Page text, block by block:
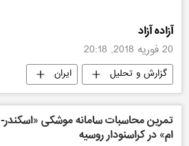
آزاده آزاد
20 فوریه 2018, 20:18
گزارش و تحلیل ایران
تمرین محاسبات سامانه موشکی «اسکندر-
ام» در کراسنودار روسیه